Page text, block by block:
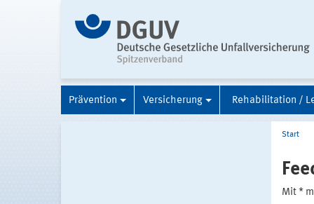
Prävention Versicherung Rehabilitation /
Start
Mit *